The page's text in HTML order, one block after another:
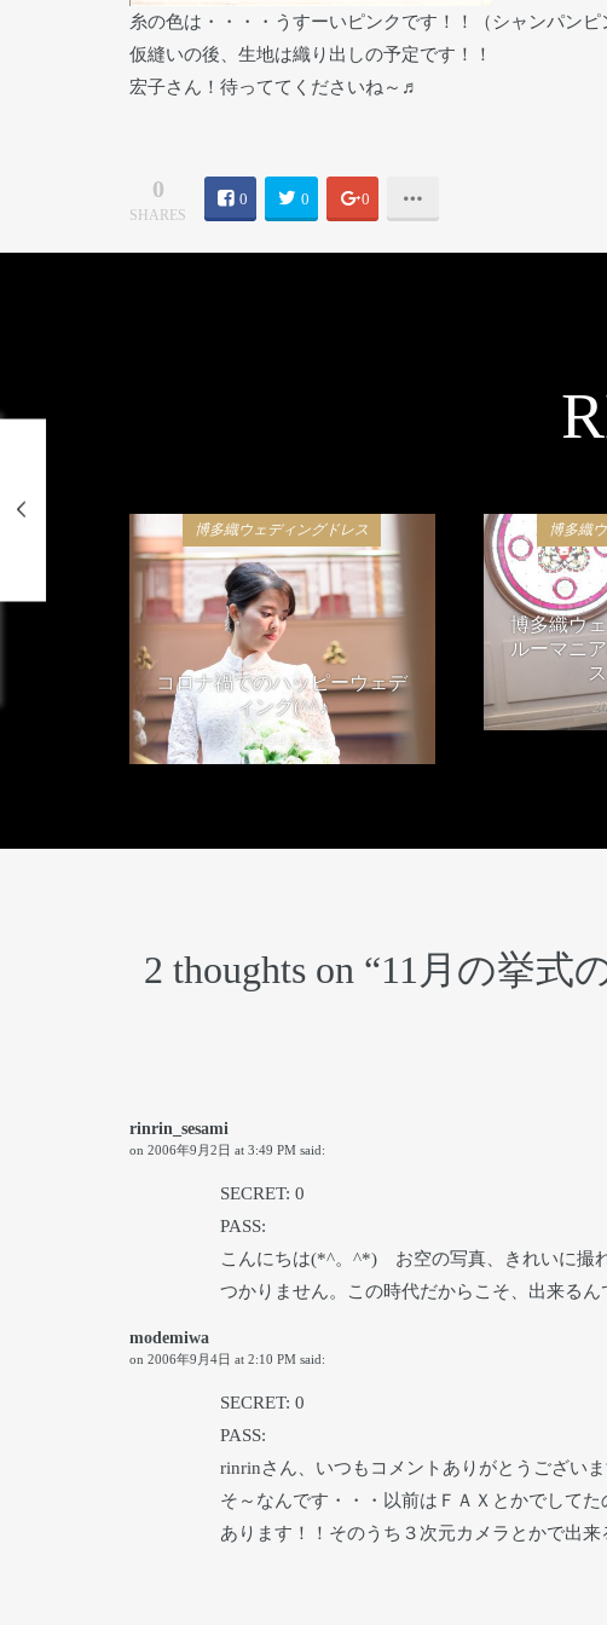
糸の色は・・・・うすーいピンクです！！（シャンパンピ
仮縫いの後、生地は織り出しの予定です！！
宏子さん！待っててくださいね～♬
0
SHARES
0 0 0
博多織ウェディングドレス
コロナ禍でのハッピーウェデ
ィング(^^♪
2021年4月24日
博多織
博多織ウ
ルーマニ
2 thoughts on “11月の挙式
rinrin_sesami
on 2006年9月2日 at 3:49 PM said:
SECRET: 0
PASS:
こんにちは(*^。^*) お空の写真、きれいに撮
つかりません。この時代だからこそ、出来る
modemiwa
on 2006年9月4日 at 2:10 PM said:
SECRET: 0
PASS:
rinrinさん、いつもコメントありがとうございま
そ～なんです・・・以前はＦＡＸとかでして
あります！！そのうち３次元カメラとかで出来